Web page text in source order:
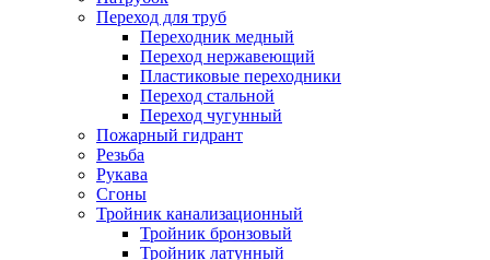
Переход для труб
Переходник медный
Переход нержавеющий
Пластиковые переходники
Переход стальной
Переход чугунный
Пожарный гидрант
Резьба
Рукава
Сгоны
Тройник канализационный
Тройник бронзовый
Тройник латунный